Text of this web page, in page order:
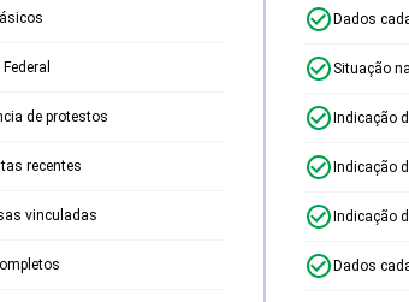
de protestos
recentes
vinculadas
Dados
Situação
Indicação
Indicação
Indicação
Dados